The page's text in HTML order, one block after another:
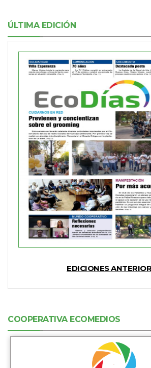
ÚLTIMA EDICIÓN
EDICIONES
COOPERATIVA ECOMEDIOS